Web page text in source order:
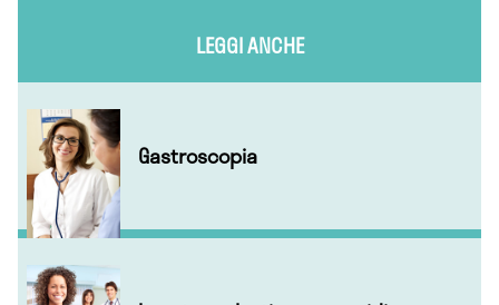
LEGGI ANCHE
Gastroscopia